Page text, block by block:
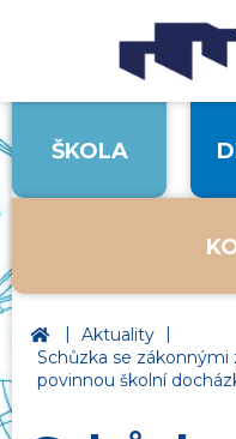
ŠKOLA
Základní škola Ústí
| Aktuality |
Schůzka se zákonnými
povinnou školní